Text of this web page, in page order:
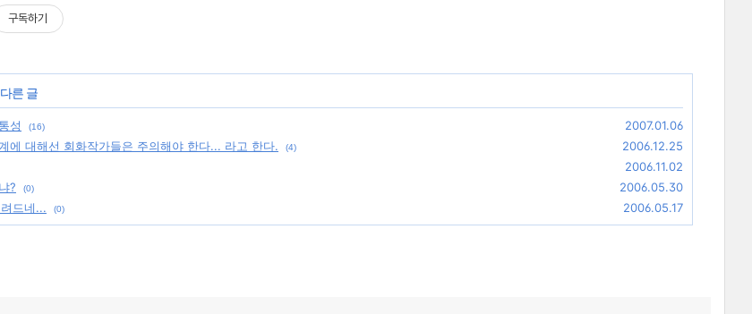
구독하기
른 글
성 (16)
2007.01.06
에 대해선 회화작가들은 주의해야 한다... 라고 한다.
(4)
2006.12.25
2006.11.02
?
(0)
2006.05.30
드네...
(0) 2006.05.17